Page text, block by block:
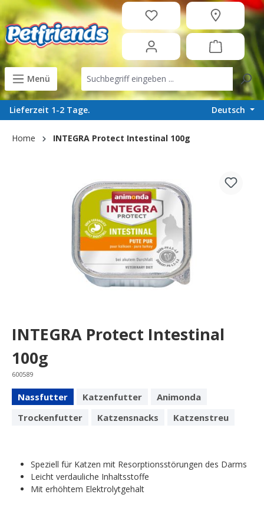
content
Menü
Lieferzeit 1-2 Tage. Deutsch
Home INTEGRA Protect Intestinal 100g
INTEGRA Protect Intestinal
100g
600589
Nassfutter Katzenfutter
Animonda
Trockenfutter
Katzensnacks Katzenstreu
Speziell für Katzen mit Resorptionsstörungen des Darms
Leicht verdauliche Inhaltsstoffe
Mit erhöhtem Elektrolytgehalt